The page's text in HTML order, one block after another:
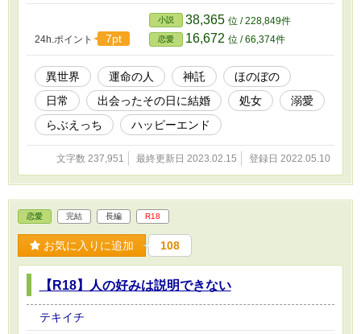
24h.ポイント 7pt
小説 38,365 位 / 228,849件
恋愛 16,672 位 / 66,374件
異世界 運命の人 神託
ほのぼの
日常
出会ったその日に結婚 処女
溺愛
らぶえっち
ハッピーエンド
文字数 237,951 最終更新日 2023.02.15 登録日 2022.05.10
恋愛 完結 長編 R18
お気に入りに追加 108
【R18】人の好みは説明できない
テキイチ